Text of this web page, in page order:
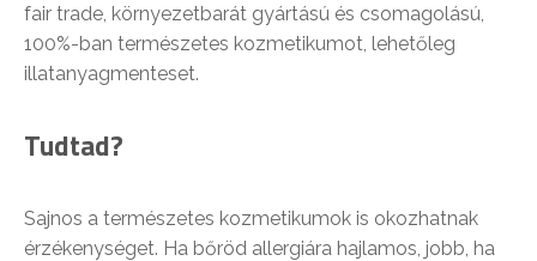
fair trade, környezetbarát gyártású és csomagolású,
100%-ban természetes kozmetikumot, lehetőleg
illatanyagmenteset.
Tudtad?
Sajnos a természetes kozmetikumok is okozhatnak
érzékenységet. Ha bőröd allergiára hajlamos, jobb, ha